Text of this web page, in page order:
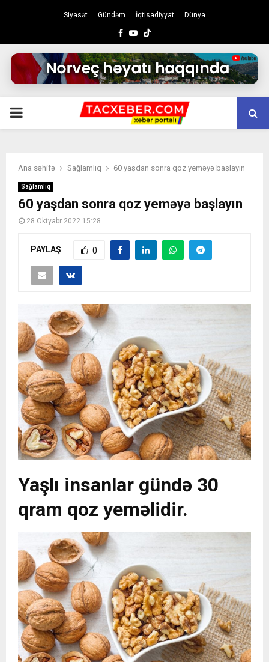
Siyasət Gündəm İqtisadiyyat Dünya
Facebook
Youtube
PRIMARY
Ana səhifə Sağlamlıq 60 yaşdan sonra qoz yeməyə başlayın
Sağlamlıq
60 yaşdan sonra qoz yeməyə başlayın
28 Oktyabr 2022 15:28
PAYLAŞ 0
Yaşlı insanlar gündə 30
qram qoz yeməlidir.